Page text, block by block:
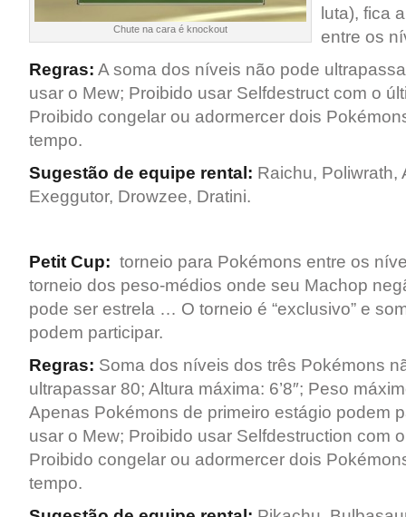
Chute na cara é knockout
luta), fica
entre os
Regras: A soma dos níveis não pode
usar o Mew; Proibido usar Selfdestruct com o
Proibido congelar ou adormercer dois
tempo.
Sugestão de equipe rental: Raichu, Poliwrath,
Exeggutor, Drowzee, Dratini.
Petit Cup: torneio para Pokémons entre os
torneio dos peso-médios onde seu Machop
pode ser estrela … O torneio é “exclusivo” e
podem participar.
Regras: Soma dos níveis dos três Pokémons
ultrapassar 80; Altura máxima: 6’8″; Peso
Apenas Pokémons de primeiro estágio podem
usar o Mew; Proibido usar Selfdestruction com
Proibido congelar ou adormercer dois
tempo.